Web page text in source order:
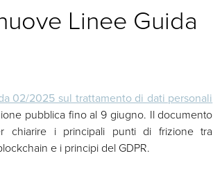
Linee Guida
02/2025 sul trattamento di dati personali
pubblica fino al 9 giugno. Il documento
chiarire i principali punti di frizione tra
e i principi del GDPR.